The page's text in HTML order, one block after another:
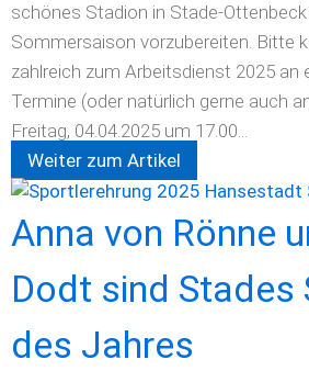
schönes Stadion in Stade-
Sommersaison vorzubereiten. Bitte
zahlreich zum Arbeitsdienst 2025 an
Termine (oder natürlich gerne auch
Freitag, 04.04.2025 um 17.00...
Weiter zum Artikel
Anna von Rönne
Dodt sind Stades
des Jahres